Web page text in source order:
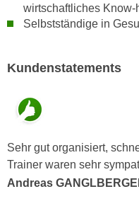
wirtschaftliches
Selbstständige in
Kundenstatements
Sehr gut organisiert,
Trainer waren sehr
Andreas
n
b
e
r
r
b
r